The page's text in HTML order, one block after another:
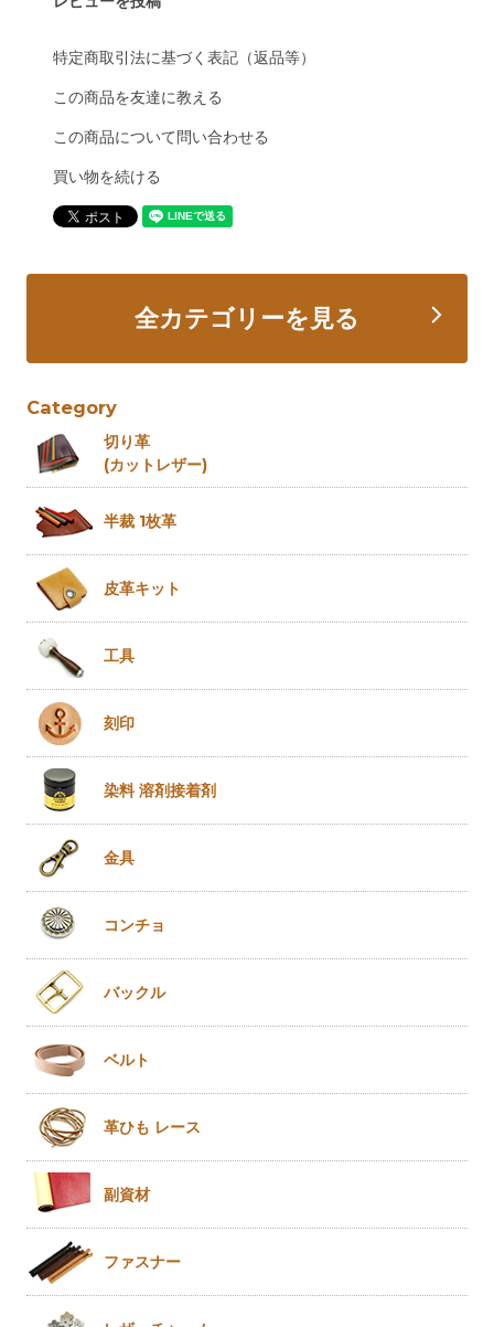
特定商取引法に基づく表記（返品等）
この商品を友達に教える
この商品について問い合わせる
買い物を続ける
全カテゴリーを見る
Category
切り革
(カットレザー)
半裁 1枚革
皮革キット
工具
刻印
染料 溶剤接着剤
金具
コンチョ
バックル
ベルト
革ひも レース
副資材
ファスナー